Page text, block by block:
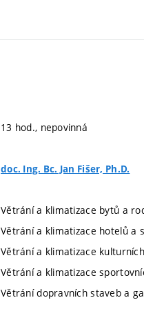
13 hod., nepovinná
doc. Ing. Bc. Jan Fišer, Ph.D.
Větrání a klimatizace bytů a
Větrání a klimatizace hotelů a
Větrání a klimatizace
Větrání a klimatizace
Větrání dopravních staveb a